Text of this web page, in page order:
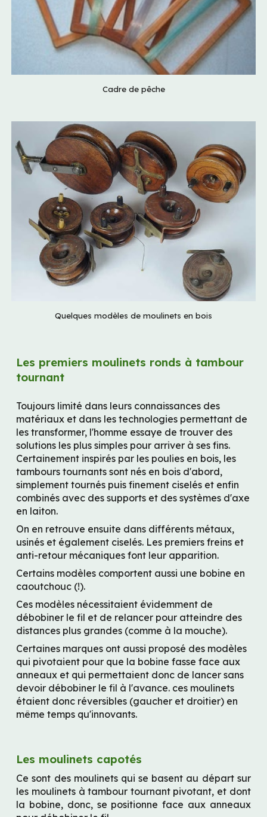
Cadre de pêche
Quelques modèles de moulinets en bois
Les premiers moulinets ronds à tambour
tournant
Toujours limité dans leurs connaissances des
matériaux et dans les technologies permettant de
les transformer, l'homme essaye de trouver des
solutions les plus simples pour arriver à ses fins.
Certainement inspirés par les poulies en bois, les
tambours tournants sont nés en bois d'abord,
simplement tournés puis finement ciselés et enfin
combinés avec des supports et des systèmes d'axe
en laiton.
On en retrouve ensuite dans différents métaux,
usinés et également ciselés. Les premiers freins et
anti-retour mécaniques font leur apparition.
Certains modèles comportent aussi une bobine en
caoutchouc (!).
Ces modèles nécessitaient évidemment de
débobiner le fil et de relancer pour atteindre des
distances plus grandes (comme à la mouche).
Certaines marques ont aussi proposé des modèles
qui pivotaient pour que la bobine fasse face aux
anneaux et qui permettaient donc de lancer sans
devoir débobiner le fil à l'avance. ces moulinets
étaient donc réversibles (gaucher et droitier) en
même temps qu'innovants.
Les moulinets capotés
Ce sont des moulinets qui se basent au départ sur
les moulinets à tambour tournant pivotant, et dont
la bobine, donc, se positionne face aux anneaux